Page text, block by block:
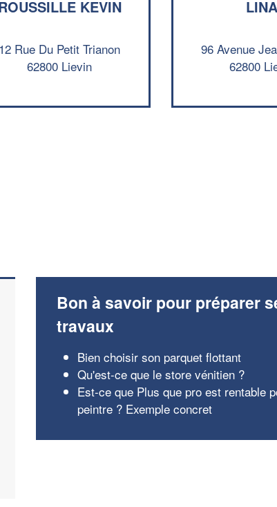
KEVIN
12 Rue Du Petit Trianon
62800 Lievin
LINA
96 Avenue
62800
Bon à savoir pour préparer
travaux
Bien choisir son parquet flottant
Qu'est-ce que le store vénitien ?
Est-ce que Plus que pro est rentable
peintre ? Exemple concret